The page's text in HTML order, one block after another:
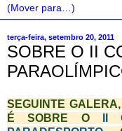
terça-feira, setembro 20, 2011
SOBRE O II
SEGUINTE
É SOBRE O
II